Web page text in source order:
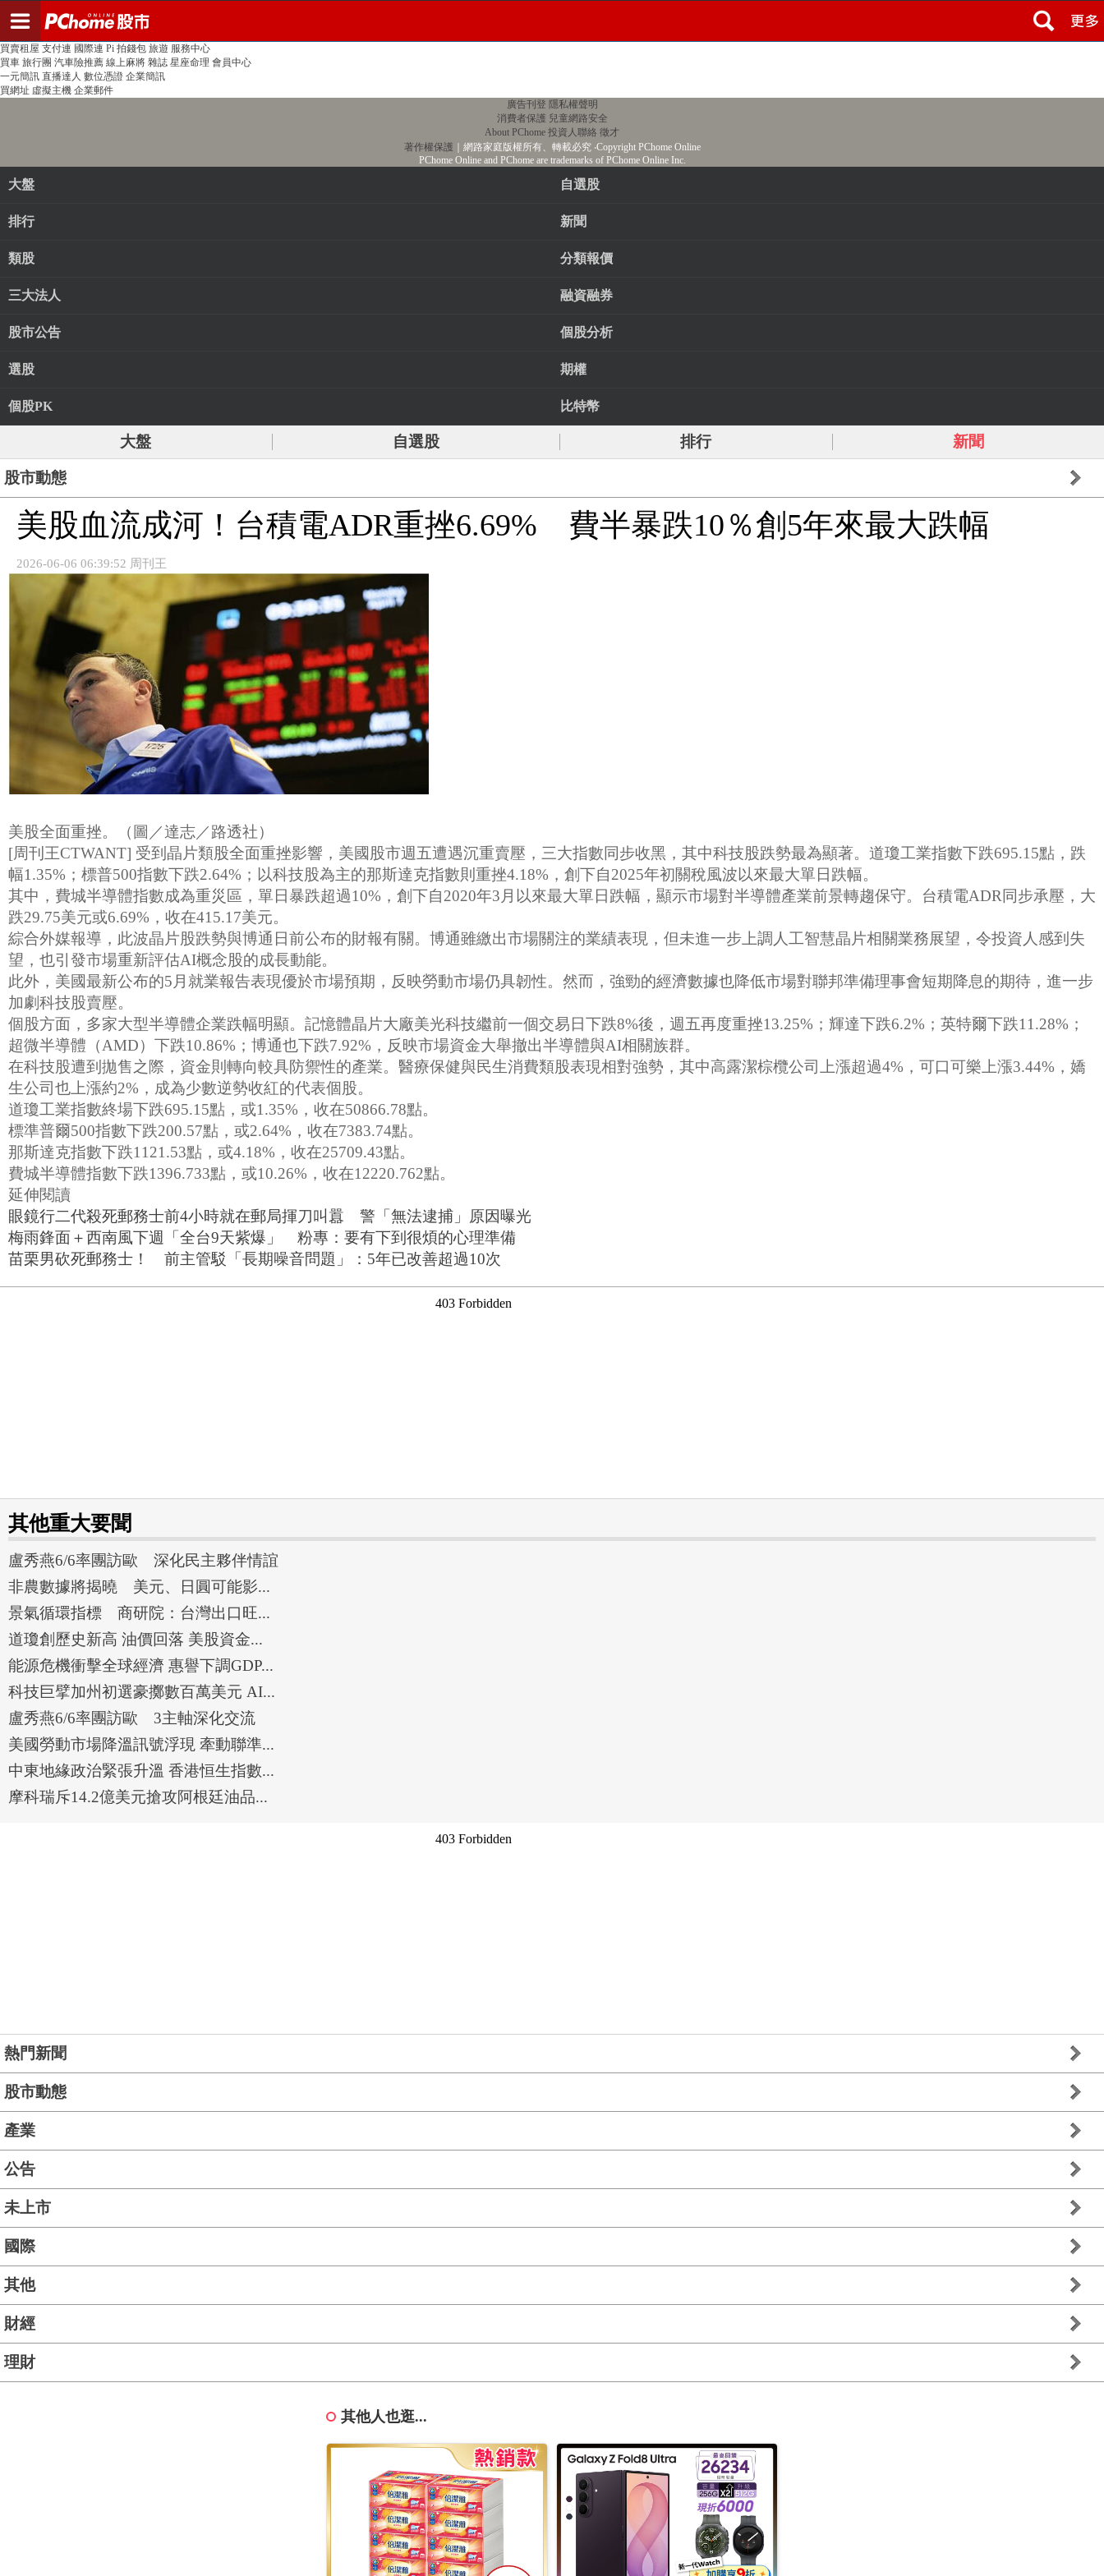
PChome首頁 線上購物 24h購物 書店
買賣租屋 支付連 國際連 Pi 拍錢包 旅遊 服務中心
買車 旅行團 汽車險推薦 線上麻將 雜誌 星座命理 會員中心
一元簡訊 直播達人 數位憑證 企業簡訊
買網址 虛擬主機 企業郵件
廣告刊登 隱私權聲明
消費者保護 兒童網路安全
About PChome 投資人聯絡 徵才
著作權保護 ｜網路家庭版權所有、轉載必究‧Copyright PChome Online
PChome Online and PChome are trademarks of PChome Online Inc.
大盤 自選股
排行 新聞
類股 分類報價
三大法人 融資融券
股市公告 個股分析
選股 期權
個股PK 比特幣
大盤 自選股 排行 新聞
股市動態
美股血流成河！台積電ADR重挫6.69% 費半暴跌10％創5年來最大跌幅
2026-06-06 06:39:52 周刊王
美股全面重挫。（圖／達志／路透社）
[周刊王CTWANT] 受到晶片類股全面重挫影響，美國股市週五遭遇沉重賣壓，三大指數同步收黑，其中科技股跌勢最為顯著。道瓊工業指數下跌695.15點，跌
幅1.35%；標普500指數下跌2.64%；以科技股為主的那斯達克指數則重挫4.18%，創下自2025年初關稅風波以來最大單日跌幅。
其中，費城半導體指數成為重災區，單日暴跌超過10%，創下自2020年3月以來最大單日跌幅，顯示市場對半導體產業前景轉趨保守。台積電ADR同步承壓，大
跌29.75美元或6.69%，收在415.17美元。
綜合外媒報導，此波晶片股跌勢與博通日前公布的財報有關。博通雖繳出市場關注的業績表現，但未進一步上調人工智慧晶片相關業務展望，令投資人感到失
望，也引發市場重新評估AI概念股的成長動能。
此外，美國最新公布的5月就業報告表現優於市場預期，反映勞動市場仍具韌性。然而，強勁的經濟數據也降低市場對聯邦準備理事會短期降息的期待，進一步
加劇科技股賣壓。
個股方面，多家大型半導體企業跌幅明顯。記憶體晶片大廠美光科技繼前一個交易日下跌8%後，週五再度重挫13.25%；輝達下跌6.2%；英特爾下跌11.28%；
超微半導體（AMD）下跌10.86%；博通也下跌7.92%，反映市場資金大舉撤出半導體與AI相關族群。
在科技股遭到拋售之際，資金則轉向較具防禦性的產業。醫療保健與民生消費類股表現相對強勢，其中高露潔棕欖公司上漲超過4%，可口可樂上漲3.44%，嬌
生公司也上漲約2%，成為少數逆勢收紅的代表個股。
道瓊工業指數終場下跌695.15點，或1.35%，收在50866.78點。
標準普爾500指數下跌200.57點，或2.64%，收在7383.74點。
那斯達克指數下跌1121.53點，或4.18%，收在25709.43點。
費城半導體指數下跌1396.733點，或10.26%，收在12220.762點。
延伸閱讀
眼鏡行二代殺死郵務士前4小時就在郵局揮刀叫囂 警「無法逮捕」原因曝光
梅雨鋒面＋西南風下週「全台9天紫爆」 粉專：要有下到很煩的心理準備
苗栗男砍死郵務士！ 前主管駁「長期噪音問題」：5年已改善超過10次
其他重大要聞
盧秀燕6/6率團訪歐 深化民主夥伴情誼
非農數據將揭曉 美元、日圓可能影...
景氣循環指標 商研院：台灣出口旺...
道瓊創歷史新高 油價回落 美股資金...
能源危機衝擊全球經濟 惠譽下調GDP...
科技巨擘加州初選豪擲數百萬美元 AI...
盧秀燕6/6率團訪歐 3主軸深化交流
美國勞動市場降溫訊號浮現 牽動聯準...
中東地緣政治緊張升溫 香港恒生指數...
摩科瑞斥14.2億美元搶攻阿根廷油品...
熱門新聞
股市動態
產業
公告
未上市
國際
其他
財經
理財
其他人也逛...